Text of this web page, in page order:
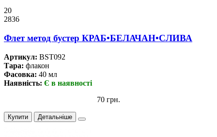
20
2836
Флет метод бустер КРАБ•БЕЛАЧАН•СЛИВА
Артикул: BST092
Тара: флакон
Фасовка: 40 мл
Наявність: Є в наявності
70 грн.
Купити Детальніше